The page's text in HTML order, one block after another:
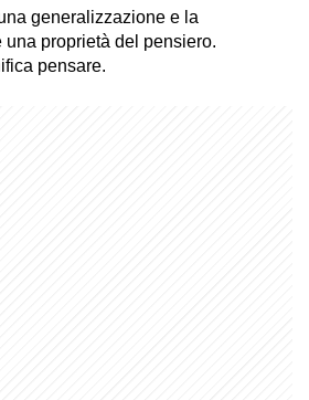
generalizzazione e la
proprietà del pensiero.
pensare.